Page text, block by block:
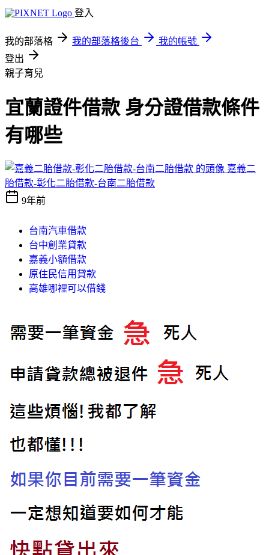
登入
我的部落格 我的部落格後台
我的帳號
登出
親子育兒
宜蘭證件借款 身分證借款條件
有哪些
嘉義二
胎借款-彰化二胎借款-台南二胎借款
9年前
台南汽車借款
台中創業貸款
嘉義小額借款
原住民信用貸款
高雄哪裡可以借錢